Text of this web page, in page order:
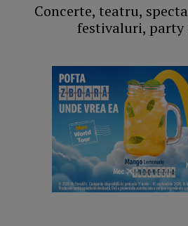
Concerte, teatru,
festivaluri, party